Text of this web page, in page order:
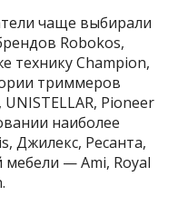
чаще выбирали
Robokos,
технику Champion,
триммеров
Pioneer
наиболее
Джилекс, Ресанта,
мебели — Ami, Royal